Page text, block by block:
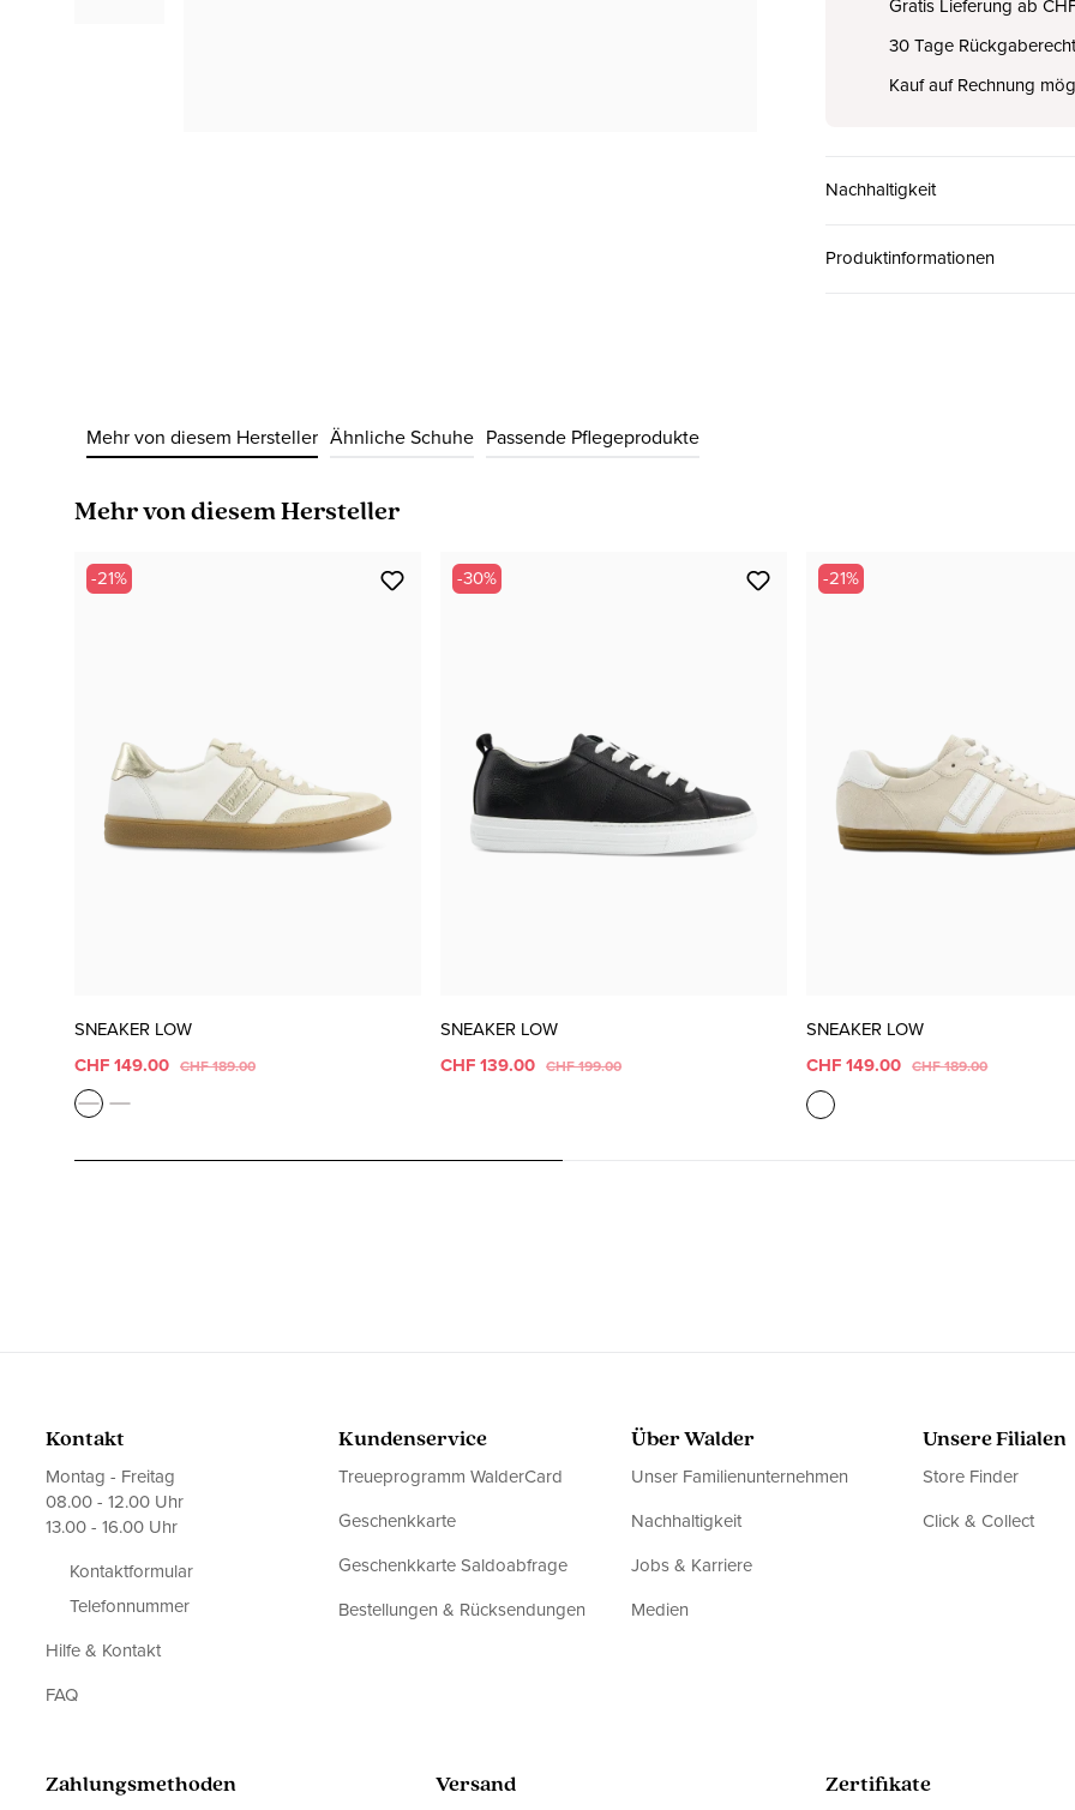
36 ( 3½ ) CHF 129.00
Gratis Lieferung ab
30 Tage Rückgaberecht
Kauf auf Rechnung
Nachhaltigkeit
Produktinformationen
Mehr von diesem Hersteller Ähnliche Schuhe Passende Pflegeprodukte
Produktgalerie überspringen
Mehr von diesem Hersteller
-21%
SNEAKER LOW
CHF 149.00 CHF 189.00
-30%
SNEAKER LOW
CHF 139.00 CHF 199.00
-21%
SNEAKER LOW
CHF 149.00 CHF 189.00
Kontakt
Montag - Freitag
08.00 - 12.00 Uhr
13.00 - 16.00 Uhr
Kontaktformular
Telefonnummer
Hilfe & Kontakt
FAQ
Kundenservice
Treueprogramm WalderCard
Geschenkkarte
Geschenkkarte Saldoabfrage
Bestellungen & Rücksendungen
Über Walder
Unser Familienunternehmen
Nachhaltigkeit
Jobs & Karriere
Medien
Unsere Filialen
Store Finder
Click & Collect
Zahlungsmethoden Versand Zertifikate